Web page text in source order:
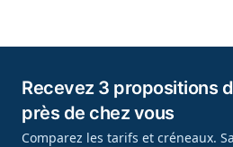
Recevez 3 propositions
près de chez vous
Comparez les tarifs et créneaux.